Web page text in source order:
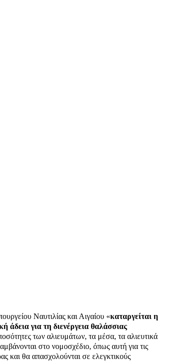
Ναυτιλίας και Αιγαίου «καταργείται η
άδεια για τη διενέργεια θαλάσσιας
των αλιευμάτων, τα μέσα, τα αλιευτικά
στο νομοσχέδιο, όπως αυτή για τις
και θα απασχολούνται σε ελεγκτικούς